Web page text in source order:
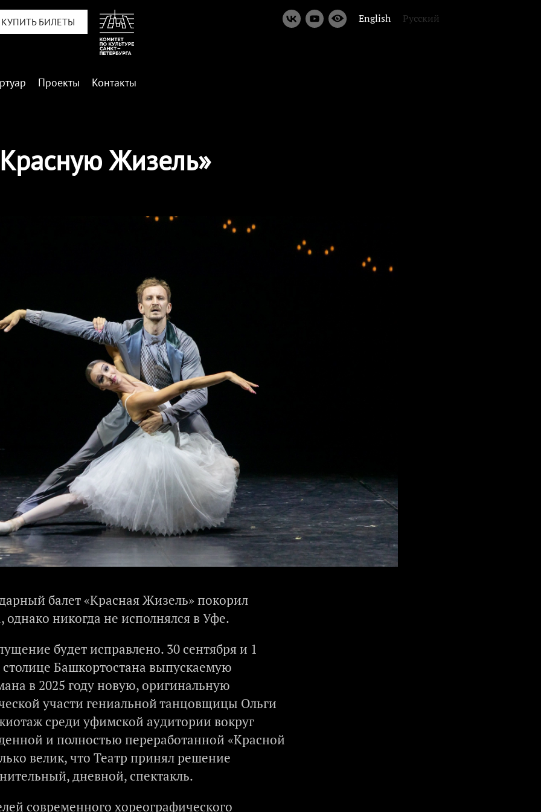
КУПИТЬ БИЛЕТЫ English Русский
Проекты Контакты
Жизель»
балет «Красная Жизель» покорил
никогда не исполнялся в Уфе.
будет исправлено. 30 сентября и 1
Башкортостана выпускаемую
в 2025 году новую, оригинальную
участи гениальной танцовщицы Ольги
среди уфимской аудитории вокруг
и полностью переработанной «Красной
велик, что Театр принял решение
дневной, спектакль.
современного хореографического